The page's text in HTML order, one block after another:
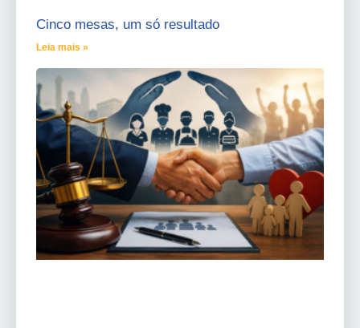
Cinco mesas, um só resultado
Leia mais »